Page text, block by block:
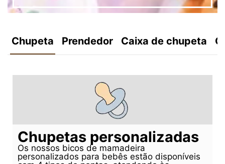
Chupeta Prendedor Caixa de chupeta
Chupetas personalizadas
Os nossos bicos de mamadeira
personalizados para bebês estão disponíveis